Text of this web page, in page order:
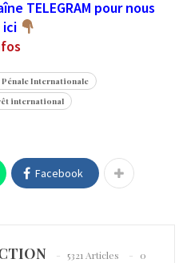
TELEGRAM pour nous
ici
Pénale Internationale
international
Facebook
5321 Articles
0